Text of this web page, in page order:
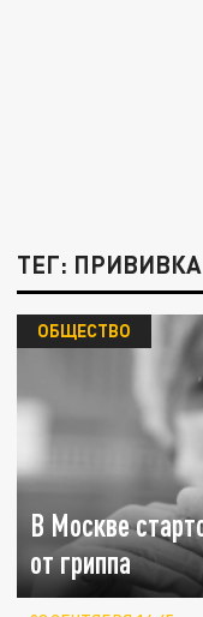
ТЕГ: ПРИВИВКА
В Москве
от гриппа
ОБЩЕСТВО